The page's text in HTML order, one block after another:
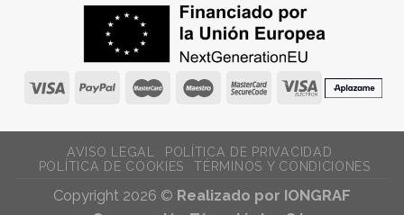
AVISO LEGAL
POLÍTICA DE PRIVACIDAD
POLÍTICA DE COOKIES
TÉRMINOS Y CONDICIONES
Copyright 2026 © Realizado por IONGRAF